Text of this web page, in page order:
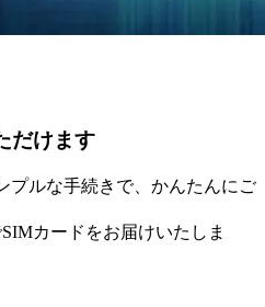
だけます
プルな手続きで、かんたんにご
カードをお届けいたしま